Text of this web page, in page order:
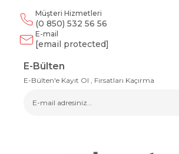
Müşteri Hizmetleri
(0 850) 532 56 56
E-mail
[email protected]
E-Bülten
E-Bülten'e Kayıt Ol , Fırsatları Kaçırma